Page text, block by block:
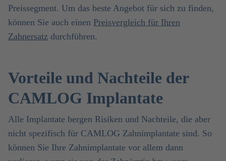
Preissegment. Um das beste Angebot für sich zu finden,
können Sie auch einen Preisvergleich für Ihren
Zahnersatz durchführen.
Vorteile und Nachteile der
CAMLOG Implantate
Alle Implantate bergen Risiken und Nachteile, die aber
nicht spezifisch für CAMLOG Zahnimplantate sind. So
können Sie Ihre Zahnimplantate vor allem dann